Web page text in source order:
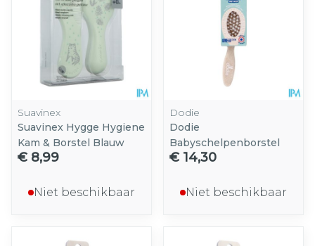
Suavinex
Suavinex Hygge Hygiene
Kam & Borstel Blauw
€ 8,99
Niet beschikbaar
Dodie
Dodie
Babyschelpenborstel
€ 14,30
Niet beschikbaar